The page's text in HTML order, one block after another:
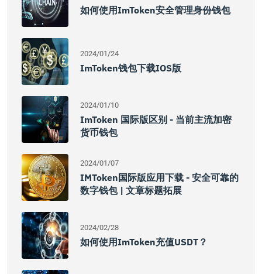
如何使用imToken安全管理身份钱包
2024/01/24
ImToken钱包下载iOS版
2024/01/10
ImToken 国际版区别 - 当前主流加密
货币钱包
2024/01/07
IMToken国际版应用下载 - 安全可靠的
数字钱包 | 文章标题拓展
2024/02/28
如何使用imToken充值USDT？